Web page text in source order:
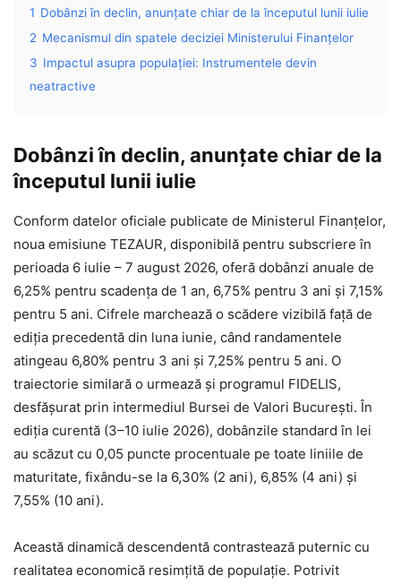
1 Dobânzi în declin, anunțate chiar de la începutul lunii iulie
2 Mecanismul din spatele deciziei Ministerului Finanțelor
3 Impactul asupra populației: Instrumentele devin
neatractive
Dobânzi în declin, anunțate chiar de la
începutul lunii iulie
Conform datelor oficiale publicate de Ministerul Finanțelor,
noua emisiune TEZAUR, disponibilă pentru subscriere în
perioada 6 iulie – 7 august 2026, oferă dobânzi anuale de
6,25% pentru scadența de 1 an, 6,75% pentru 3 ani și 7,15%
pentru 5 ani. Cifrele marchează o scădere vizibilă față de
ediția precedentă din luna iunie, când randamentele
atingeau 6,80% pentru 3 ani și 7,25% pentru 5 ani. O
traiectorie similară o urmează și programul FIDELIS,
desfășurat prin intermediul Bursei de Valori București. În
ediția curentă (3–10 iulie 2026), dobânzile standard în lei
au scăzut cu 0,05 puncte procentuale pe toate liniile de
maturitate, fixându-se la 6,30% (2 ani), 6,85% (4 ani) și
7,55% (10 ani).
Această dinamică descendentă contrastează puternic cu
realitatea economică resimțită de populație. Potrivit